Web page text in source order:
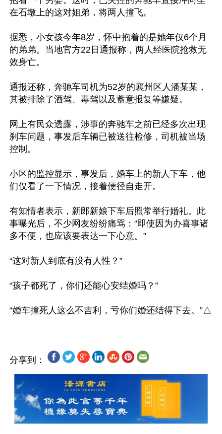
在石墩上的这对姐弟，将两人撞飞。
据悉，小女孩今年8岁，怀中抱着的是她年仅6个月
的弟弟。当地官方22日通报称，两人经医院抢救无
效身亡。
通报还称，奔驰车司机为52岁的襄州区人潘某某，
其被排除了酒驾、毒驾以及蓄意报复等嫌疑。
网上有民众透露，涉事的奔驰车之前已经多次出现
刹车问题，事发后车辆已被送往检修，司机被当场
控制。
小区的监控显示，事发后，婚车上的新人下车，他
们仅看了一下情况，接着便径自走开。
有知情者表示，新郎新娘下车后照常举行婚礼。此
事曝光后，不少网友纷纷痛骂：“即使因为办喜事诸
多不便，也应该要表达一下心意。”
“这对新人到底有没有人性？”
“孩子都死了，你们还能心安结婚吗？”
分享到：